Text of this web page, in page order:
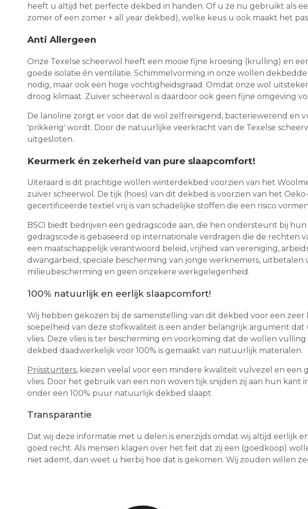
heeft u altijd het perfecte dekbed in handen. Of u ze nu gebruikt als
zomer of een zomer + all year dekbed), welke keus u ook maakt het
Anti Allergeen
Onze Texelse scheerwol heeft een mooie fijne kroesing (krulling) en
goede isolatie én ventilatie. Schimmelvorming in onze wollen
nodig, maar ook een hoge vochtigheidsgraad. Omdat onze wol
droog klimaat. Zuiver scheerwol is daardoor ook geen fijne omgeving
De lanoline zorgt er voor dat de wol zelfreinigend, bacteriewerend en
'prikkerig' wordt. Door de natuurlijke veerkracht van de Texelse
uitgesloten.
Keurmerk én zekerheid van pure slaapcomfort!
Uiteraard is dit prachtige wollen winterdekbed voorzien van het
zuiver scheerwol. De tijk (hoes) van dit dekbed is voorzien van het
gecertificeerde textiel vrij is van schadelijke stoffen die een risico
BSCI biedt bedrijven een gedragscode aan, die hen ondersteunt bij
gedragscode is gebaseerd op internationale verdragen die de
een maatschappelijk verantwoord beleid, vrijheid van vereniging,
dwangarbeid, speciale bescherming van jonge werknemers,
milieubescherming en geen onzekere werkgelegenheid.
100% natuurlijk en eerlijk slaapcomfort!
Wij hebben gekozen bij de samenstelling van dit dekbed voor een
soepelheid van deze stofkwaliteit is een ander belangrijk argument
vlies. Deze vlies is ter bescherming en voorkoming dat de wollen
dekbed daadwerkelijk voor 100% is gemaakt van natuurlijk materialen.
Prijsstunters, kiezen veelal voor een mindere kwaliteit vulvezel en
vlies. Door het gebruik van een non woven tijk snijden zij aan hun
onder een 100% puur natuurlijk dekbed slaapt.
Transparantie
Dat wij deze informatie met u delen is enerzijds omdat wij altijd eerlijk
goed recht. Als mensen klagen over het feit dat zij een (goedkoop)
niet ademt, dan weet u hierbij hoe dat is gekomen. Wij zouden willen